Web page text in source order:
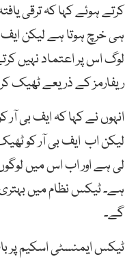
کرتے ہوئے کہا کہ ترقی
ہی خرچ ہوتا ہے لیکن
لوگ اس پر اعتماد نہیں
ریفارمز کے ذریعے ٹھیک
انہوں نے کہا کہ ایف بی آر
لیکن اب ایف بی آر کو
لی ہے اور اب اس میں
ہے۔ ٹیکس نظام میں
گے۔